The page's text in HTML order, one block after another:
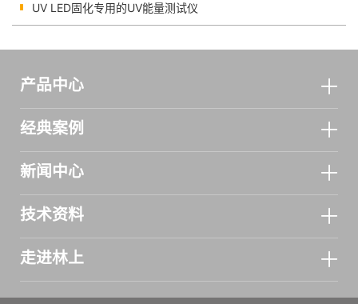
UV LED固化专用的UV能量测试仪
产品中心
经典案例
新闻中心
技术资料
走进林上